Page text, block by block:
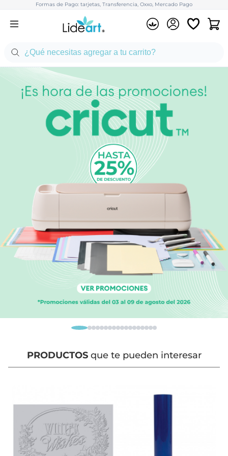
Formas de Pago: tarjetas, Transferencia, Oxxo, Mercado Pago
PRODUCTOSque te pueden interesar